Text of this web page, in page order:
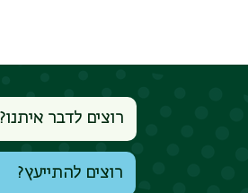
רוצים לדבר איתנו?
רוצים להתייעץ?